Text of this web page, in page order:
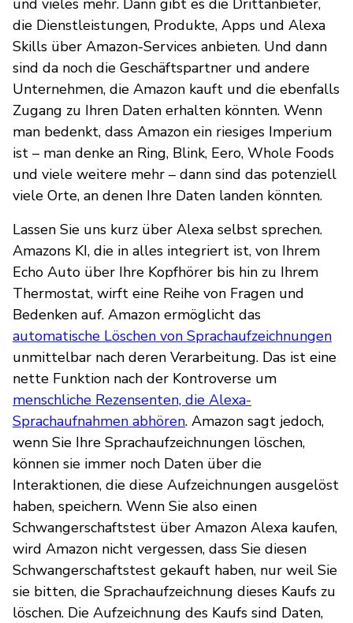
die Dienstleistungen, Produkte, Apps und Alexa
Skills über Amazon-Services anbieten. Und dann
sind da noch die Geschäftspartner und andere
Unternehmen, die Amazon kauft und die ebenfalls
Zugang zu Ihren Daten erhalten könnten. Wenn
man bedenkt, dass Amazon ein riesiges Imperium
ist – man denke an Ring, Blink, Eero, Whole Foods
und viele weitere mehr – dann sind das potenziell
viele Orte, an denen Ihre Daten landen könnten.
Lassen Sie uns kurz über Alexa selbst sprechen.
Amazons KI, die in alles integriert ist, von Ihrem
Echo Auto über Ihre Kopfhörer bis hin zu Ihrem
Thermostat, wirft eine Reihe von Fragen und
Bedenken auf. Amazon ermöglicht das
automatische Löschen von Sprachaufzeichnungen
unmittelbar nach deren Verarbeitung. Das ist eine
nette Funktion nach der Kontroverse um
menschliche Rezensenten, die Alexa-
Sprachaufnahmen abhören. Amazon sagt jedoch,
wenn Sie Ihre Sprachaufzeichnungen löschen,
können sie immer noch Daten über die
Interaktionen, die diese Aufzeichnungen ausgelöst
haben, speichern. Wenn Sie also einen
Schwangerschaftstest über Amazon Alexa kaufen,
wird Amazon nicht vergessen, dass Sie diesen
Schwangerschaftstest gekauft haben, nur weil Sie
sie bitten, die Sprachaufzeichnung dieses Kaufs zu
löschen. Die Aufzeichnung des Kaufs sind Daten,